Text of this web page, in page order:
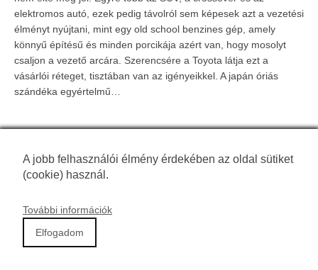
elektromos autó, ezek pedig távolról sem képesek azt a vezetési
élményt nyújtani, mint egy old school benzines gép, amely
könnyű építésű és minden porcikája azért van, hogy mosolyt
csaljon a vezető arcára. Szerencsére a Toyota látja ezt a
vásárlói réteget, tisztában van az igényeikkel. A japán óriás
szándéka egyértelmű…
Főoldal Kapcsolat
SmarterMedia © Copyright
A jobb felhasználói élmény érdekében az oldal sütiket
(cookie) használ.
További információk
Elfogadom